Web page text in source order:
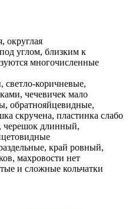
округлая
углом, близким к
многочисленные
коричневые,
чечевичек мало
обратнояйцевидные,
скручена, пластинка слабо
черешок длинный,
край ровный,
махровости нет
и сложные кольчатки